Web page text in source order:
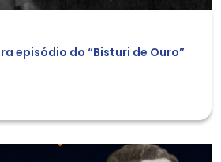
episódio do “Bisturi de Ouro”